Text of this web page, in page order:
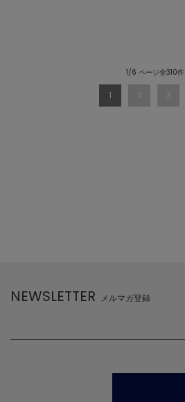
1/6 ページ全310件
1 2 3
NEWSLETTER メルマガ登録